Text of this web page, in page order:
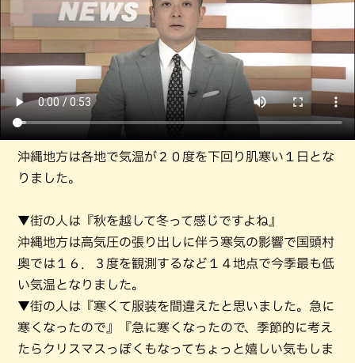
沖縄地方は各地で気温が２０度を下回り肌寒い１日とな
りました。
▼街の人は『秋を越して冬って感じですよね』
沖縄地方は高気圧の張り出しに伴う寒気の影響で国頭村
奥では１６．３度を観測するなど１４地点で今季最も低
い気温となりました。
▼街の人は『寒くて服装を間違えたと思いました。急に
寒くなったので』『急に寒くなったので、季節的に考え
たらクリスマスっぽくもなってちょっと嬉しい気もしま